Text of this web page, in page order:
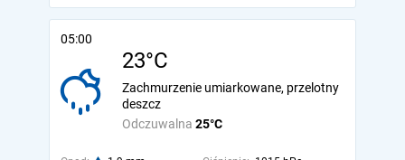
05:00
23°C
Odczuwalna 25°C
Zachmurzenie umiarkowane, przelotny
deszcz